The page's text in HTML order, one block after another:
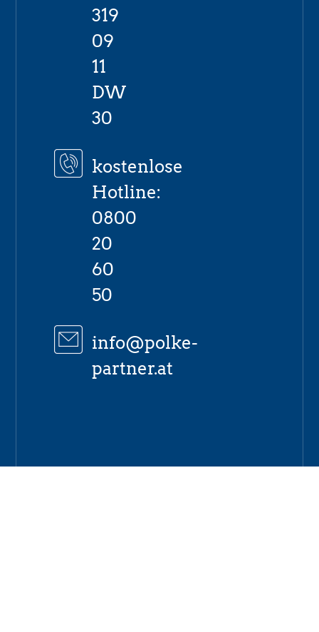
319
09
11
DW
30
kostenlose
Hotline:
0800
20
60
50
info@polke-
partner.at